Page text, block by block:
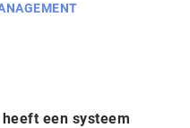
een systeem